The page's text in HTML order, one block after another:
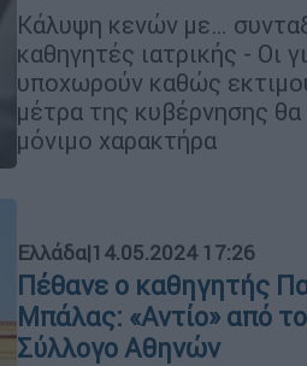
Κάλυψη κενών με…
καθηγητές ιατρικής - Οι
υποχωρούν καθώς
μέτρα της κυβέρνησης θα
μόνιμο χαρακτήρα
Ελλάδα|14.05.2024 17:26
Πέθανε ο καθηγητής
Μπάλας: «Αντίο» από
Σύλλογο Αθηνών